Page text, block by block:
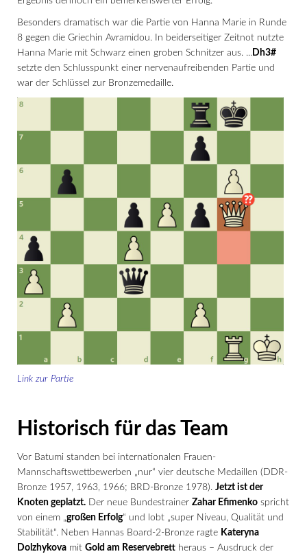
Besonders dramatisch war die Partie von Hanna Marie in Runde
8 gegen die Griechin Avramidou. In beiderseitiger Zeitnot nutzte
Hanna Marie mit Schwarz einen groben Schnitzer aus. ... Dh3#
setzte den Schlusspunkt einer nervenaufreibenden Partie und
war der Schlüssel zur Bronzemedaille.
Link zur Partie
Historisch für das Team
Vor Batumi standen bei internationalen Frauen-
Mannschaftswettbewerben „nur“ vier deutsche Medaillen (DDR-
Bronze 1957, 1963, 1966; BRD-Bronze 1978). Jetzt ist der
Knoten geplatzt. Der neue Bundestrainer Zahar Efimenko spricht
von einem „großen Erfolg“ und lobt „super Niveau, Qualität und
Stabilität“. Neben Hannas Board-2-Bronze ragte Kateryna
Dolzhykova mit Gold am Reservebrett heraus – Ausdruck der